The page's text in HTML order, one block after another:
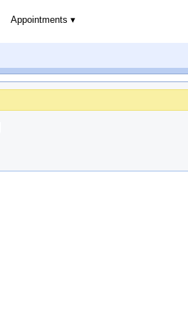
Appointments